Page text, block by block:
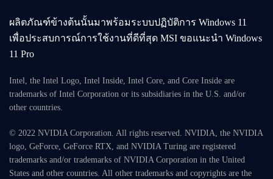
ผลิตภัณฑ์ข้างต้นนั้นมาพร้อมระบบปฏิบัติการ Windows 11
เพื่อประสบการณ์การใช้งานที่ดีที่สุด MSI ขอแนะนำ Windows
11 Pro
Intel, the Intel Logo, Intel Inside, Intel Core, and Core Inside are
trademarks of Intel Corporation or its subsidiaries in the U.S. and/or
other countries.
© 2022 NVIDIA Corporation. All rights reserved. NVIDIA, the NVIDIA
logo, GeForce, GeForce RTX, and NVIDIA Turing are registered
trademarks and/or trademarks of NVIDIA Corporation in the United
States and other countries. All other trademarks and copyrights are the